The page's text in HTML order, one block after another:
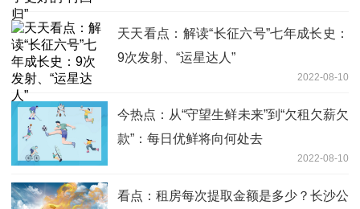
天天看点：解读“长征六号”七年成长史：
9次发射、“运星达人”
2022-08-10
今热点：从“守望生鲜未来”到“欠租欠薪欠
款”：每日优鲜将向何处去
2022-08-10
看点：租房每次提取金额是多少？长沙公